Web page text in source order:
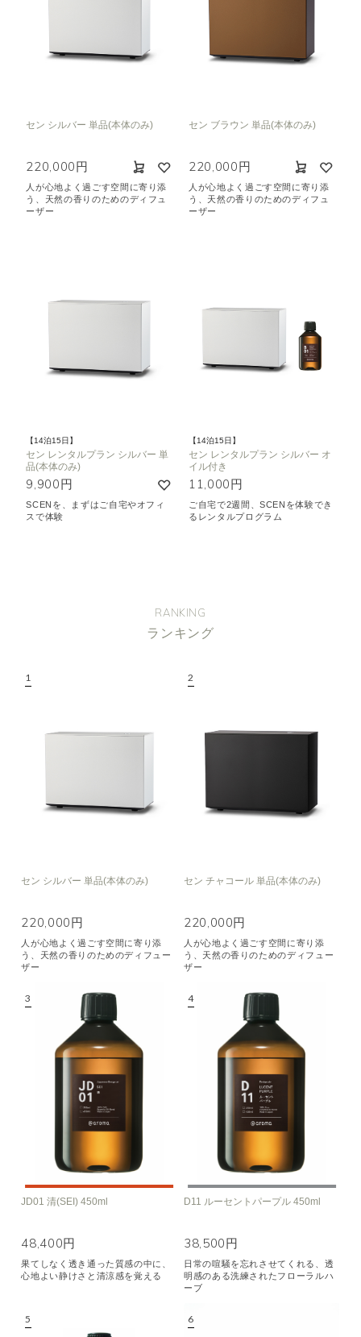
セン シルバー 単品(本体のみ)
220,000円
人が心地よく過ごす空間に寄り添
う、天然の香りのためのディフュ
ーザー
セン ブラウン 単品(本体のみ)
220,000円
人が心地よく過ごす空間に寄り添
う、天然の香りのためのディフュ
ーザー
【14泊15日】
セン レンタルプラン シルバー 単
品(本体のみ)
9,900円
SCENを、まずはご自宅やオフィ
スで体験
【14泊15日】
セン レンタルプラン シルバー オ
イル付き
11,000円
ご自宅で2週間、SCENを体験でき
るレンタルプログラム
RANKING
ランキング
セン シルバー 単品(本体のみ)
220,000円
人が心地よく過ごす空間に寄り添
う、天然の香りのためのディフュー
ザー
セン チャコール 単品(本体のみ)
220,000円
人が心地よく過ごす空間に寄り添
う、天然の香りのためのディフュー
ザー
JD01 清(SEI) 450ml
48,400円
果てしなく透き通った質感の中に、
心地よい静けさと清涼感を覚える
D11 ルーセントパープル 450ml
38,500円
日常の喧騒を忘れさせてくれる、透
明感のある洗練されたフローラルハ
ーブ